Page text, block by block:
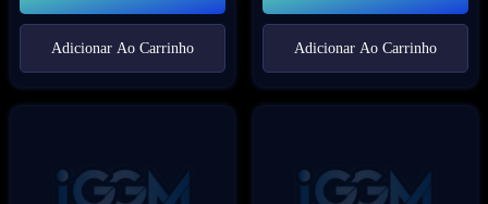
Adicionar Ao Carrinho Adicionar Ao Carrinho